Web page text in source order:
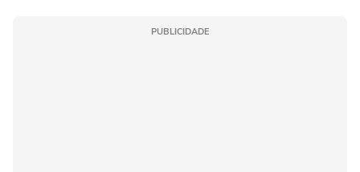
PUBLICIDADE